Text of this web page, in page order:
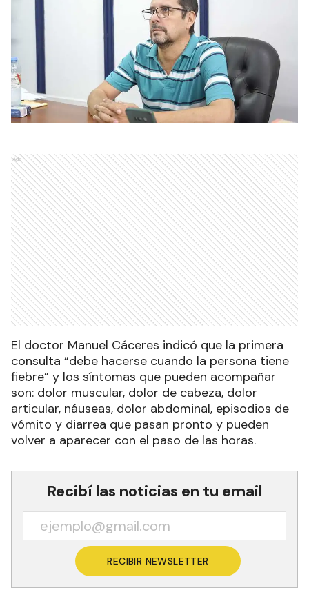
Ads
El doctor Manuel Cáceres indicó que la primera
consulta “debe hacerse cuando la persona tiene
fiebre” y los síntomas que pueden acompañar
son: dolor muscular, dolor de cabeza, dolor
articular, náuseas, dolor abdominal, episodios de
vómito y diarrea que pasan pronto y pueden
volver a aparecer con el paso de las horas.
Recibí las noticias en tu email
RECIBIR NEWSLETTER